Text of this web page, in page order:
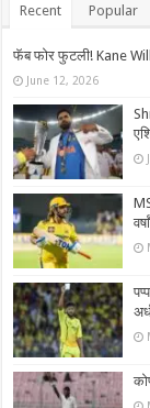
Recent Popular
फॅब फोर फुटली! Kane
June 12, 2026